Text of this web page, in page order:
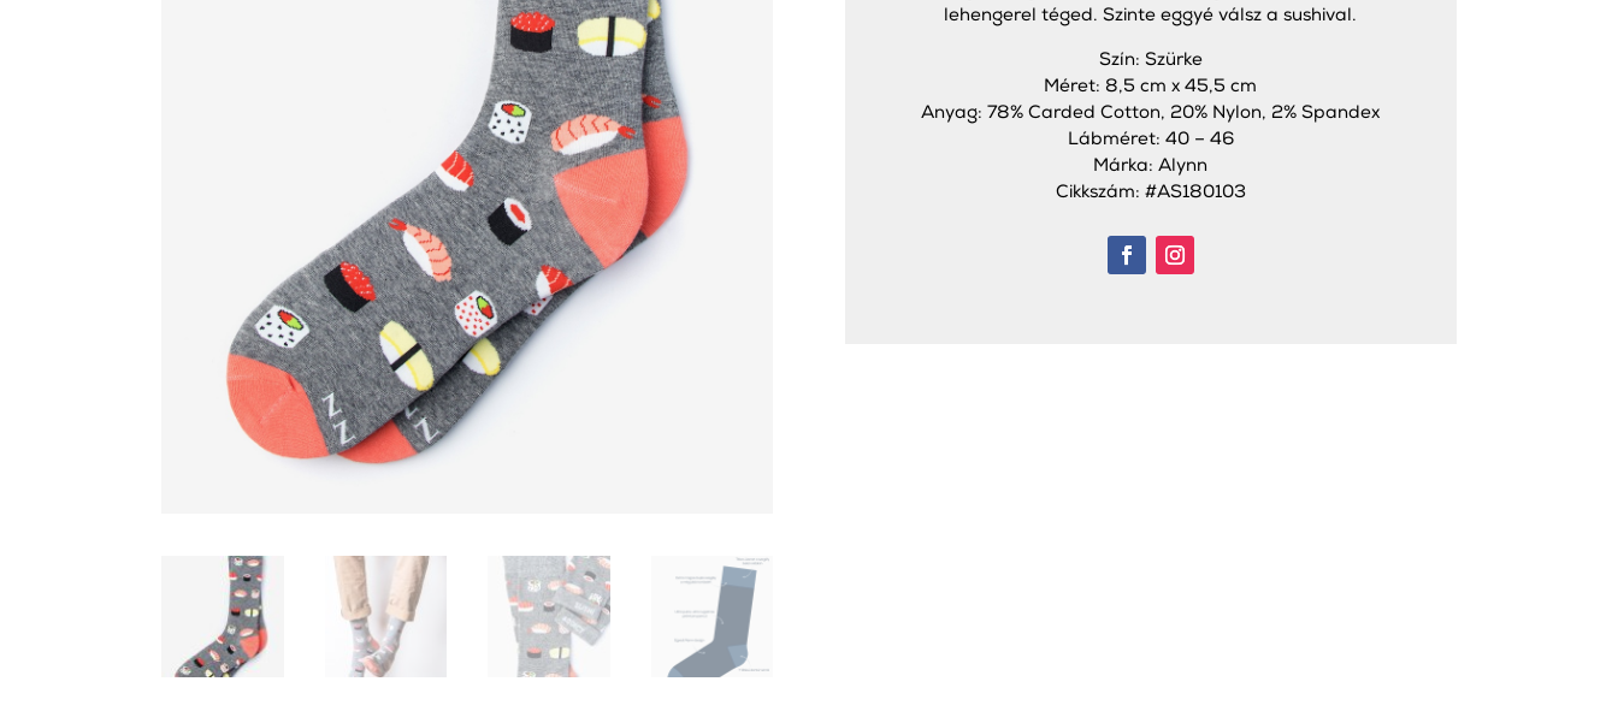
lehengerel téged. Szinte eggyé válsz a sushival.
Szín: Szürke
Méret: 8,5 cm x 45,5 cm
Anyag: 78% Carded Cotton, 20% Nylon, 2% Spandex
Lábméret: 40 – 46
Márka: Alynn
Cikkszám: #AS180103